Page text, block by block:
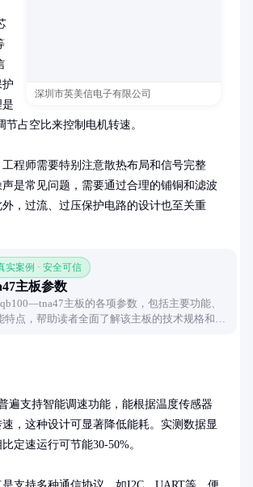
深圳市英美信电子有限公司
节占空比来控制电机转速。
程师需要特别注意散热布局和信号完整
是常见问题，需要通过合理的铺铜和滤波
，过流、过压保护电路的设计也至关重
实案例 · 安全可信
主板参数
主板的各项参数，包括主要功能、
特点，帮助读者全面了解该主板的技术规格和应
遍支持智能调速功能，能根据温度传感器
，这种设计可显著降低能耗。实测数据显
定速运行可节能30-50%。